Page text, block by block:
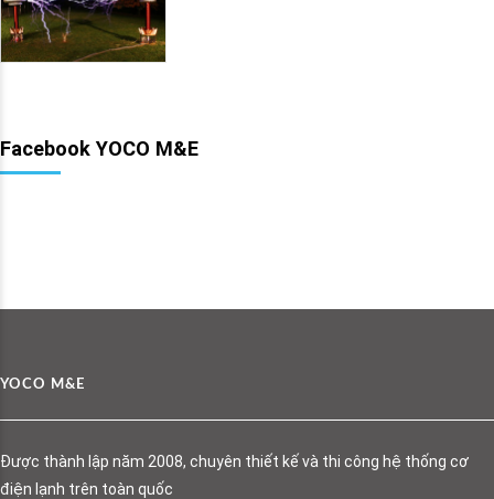
Facebook YOCO M&E
YOCO M&E
Được thành lập năm 2008, chuyên thiết kế và thi công hệ thống cơ
điện lạnh trên toàn quốc